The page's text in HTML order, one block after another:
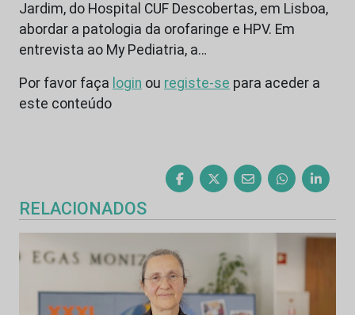
Jardim, do Hospital CUF Descobertas, em Lisboa,
abordar a patologia da orofaringe e HPV. Em
entrevista ao My Pediatria, a…
Por favor faça login ou registe-se para aceder a
este conteúdo
RELACIONADOS